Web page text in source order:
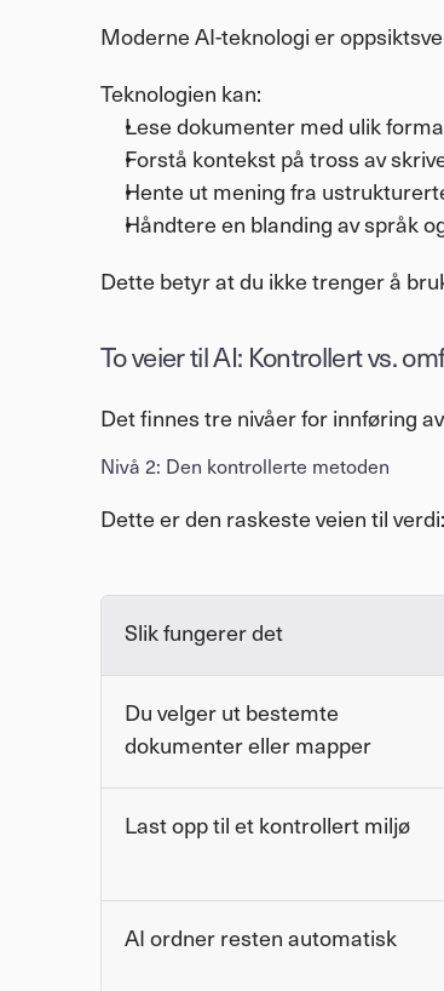
Moderne AI-teknologi er
Teknologien kan:
Lese dokumenter med ulik
Forstå kontekst på tross av
Hente ut mening fra
Håndtere en blanding av språk
Dette betyr at du ikke trenger å
To veier til AI: Kontrollert vs.
Det finnes tre nivåer for innføring
Nivå 2: Den kontrollerte metoden
Dette er den raskeste veien til verdi:
Slik fungerer det
Du velger ut bestemte
dokumenter eller mapper
Last opp til et kontrollert miljø
AI ordner resten automatisk